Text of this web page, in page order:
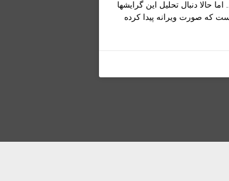
حالا دنبال تحلیل این گرایشها
که صورت ویرانه پیدا کرده